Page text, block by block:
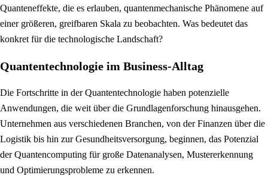
Quanteneffekte, die es erlauben, quantenmechanische Phänomene auf
einer größeren, greifbaren Skala zu beobachten. Was bedeutet das
konkret für die technologische Landschaft?
Quantentechnologie im Business-Alltag
Die Fortschritte in der Quantentechnologie haben potenzielle
Anwendungen, die weit über die Grundlagenforschung hinausgehen.
Unternehmen aus verschiedenen Branchen, von der Finanzen über die
Logistik bis hin zur Gesundheitsversorgung, beginnen, das Potenzial
der Quantencomputing für große Datenanalysen, Mustererkennung
und Optimierungsprobleme zu erkennen.